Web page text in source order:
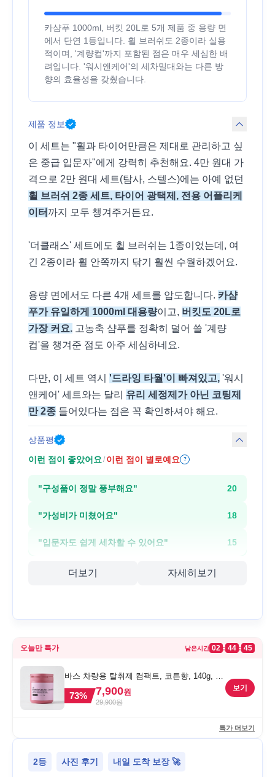
카샴푸 1000ml, 버킷 20L로 5개 제품 중 용량 면
에서 단연 1등입니다. 휠 브러쉬도 2종이라 실용
적이며, '계량컵'까지 포함된 점은 매우 세심한 배
려입니다. '워시앤케어'의 세차밀대와는 다른 방
향의 효율성을 갖췄습니다.
제품 정보
이 세트는 "휠과 타이어만큼은 제대로 관리하고 싶
은 중급 입문자"에게 강력히 추천해요. 4만 원대 가
격으로 2만 원대 세트(탐사, 스텔스)에는 아예 없던
휠 브러쉬 2종 세트, 타이어 광택제, 전용 어플리케
이터 까지 모두 챙겨주거든요.
'더클래스' 세트에도 휠 브러쉬는 1종이었는데, 여
긴 2종이라 휠 안쪽까지 닦기 훨씬 수월하겠어요.
용량 면에서도 다른 4개 세트를 압도합니다. 카샴
푸가 유일하게 1000ml 대용량이고, 버킷도 20L로
가장 커요. 고농축 샴푸를 정확히 덜어 쓸 '계량
컵'을 챙겨준 점도 아주 세심하네요.
다만, 이 세트 역시 '드라잉 타월'이 빠져있고, '워시
앤케어' 세트와는 달리 유리 세정제가 아닌 코팅제
만 2종 들어있다는 점은 꼭 확인하셔야 해요.
상품평
이런 점이 좋았어요/ 이런 점이 별로예요 ?
"구성품이 정말 풍부해요" 20
"가성비가 미쳤어요" 18
"입문자도 쉽게 세차할 수 있어요" 15
더보기 자세히보기
오늘만 특가 남은시간 02 : 44 : 45
바스 차량용 탈취제 컴팩트, 코튼향, 140g, 1
개
73% 7,900원
29,900원
보기
특가 더보기
2등 사진 후기 내일 도착 보장 🚀